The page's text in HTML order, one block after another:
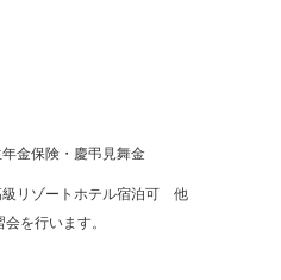
金保険・慶弔見舞金
級リゾートホテル宿泊可 他
を行います。